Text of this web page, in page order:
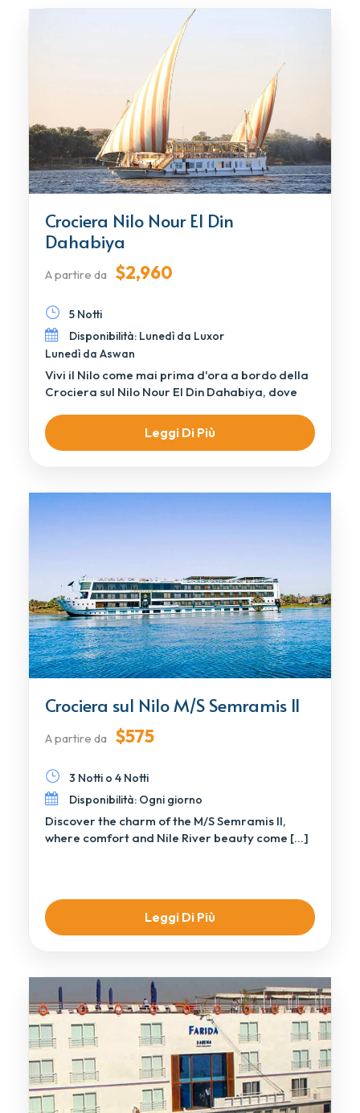
Crociera Nilo Nour El Din
Dahabiya
A partire da $2,960
5 Notti
Disponibilità: Lunedì da Luxor
Lunedì da Aswan
Vivi il Nilo come mai prima d'ora a bordo della
Crociera sul Nilo Nour El Din Dahabiya, dove
Leggi Di Più
Crociera sul Nilo M/S Semramis II
A partire da $575
3 Notti o 4 Notti
Disponibilità: Ogni giorno
Discover the charm of the M/S Semramis II,
where comfort and Nile River beauty come […]
Leggi Di Più